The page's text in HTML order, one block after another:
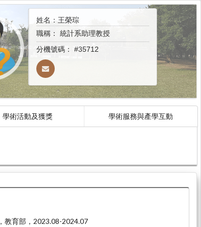
姓名：王榮琮
職稱： 統計系助理教授
分機號碼： #35712
學術活動及獲獎 學術服務與產學互動
，教育部，2023.08-2024.07